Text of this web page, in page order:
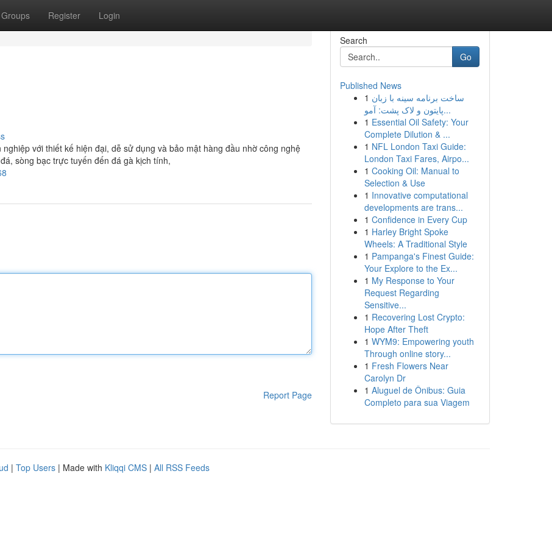
Groups Register Login
với thiết kế hiện đại, dễ sử dụng và bảo mật hàng đầu nhờ công nghệ
sòng bạc trực tuyến đến đá gà kịch tính,
Report Page
Search
Go
Published News
1 ساخت برنامه سینه با زبان
پایتون و لاک پشت: آمو...
1 Essential Oil Safety: Your
Complete Dilution & ...
1 NFL London Taxi Guide:
London Taxi Fares, Airpo...
1 Cooking Oil: Manual to
Selection & Use
1 Innovative computational
developments are trans...
1 Confidence in Every Cup
1 Harley Bright Spoke
Wheels: A Traditional Style
1 Pampanga's Finest Guide:
Your Explore to the Ex...
1 My Response to Your
Request Regarding
Sensitive...
1 Recovering Lost Crypto:
Hope After Theft
1 WYM9: Empowering youth
Through online story...
1 Fresh Flowers Near
Carolyn Dr
1 Aluguel de Ônibus: Guia
Completo para sua Viagem
| Top Users | Made with Kliqqi CMS | All RSS Feeds